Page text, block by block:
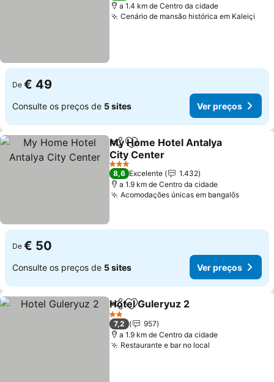
a 1.4 km de Centro da cidade
Cenário de mansão histórica em Kaleiçi
De € 49
Consulte os preços de 5 sites Ver preços
PartilharAdicionar aos favoritos
My Home Hotel Antalya
City Center
Ver preços
3 Estrelas
8,6 Excelente
1.432
a 1.9 km de Centro da cidade
Acomodações únicas em bangalôsVer
De € 50
Consulte os preços de 5 sites Ver preços
PartilharAdicionar aos favoritos
Hotel Guleryuz 2
2 Estrelas
7,2
957
a 1.9 km de Centro da cidade
Restaurante e bar no local